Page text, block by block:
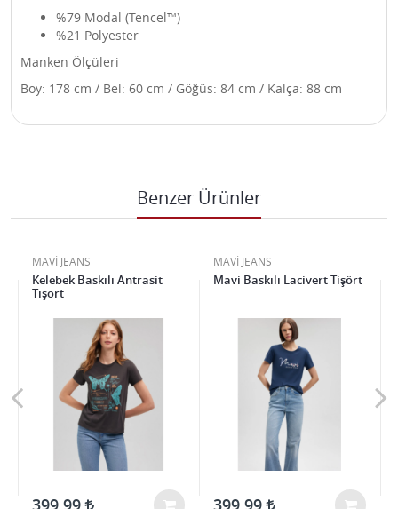
%79 Modal (Tencel™)
%21 Polyester
Manken Ölçüleri
Boy: 178 cm / Bel: 60 cm / Göğüs: 84 cm / Kalça: 88 cm
Benzer Ürünler
MAVİ JEANS
Kelebek Baskılı Antrasit
Tişört
399,99
MAVİ JEANS
Mavi Baskılı Lacivert Tişört
399,99